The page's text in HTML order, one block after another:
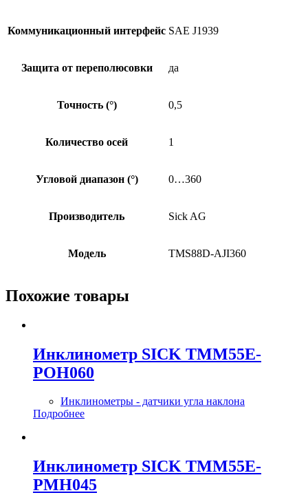
Коммуникационный интерфейс SAE J1939
Защита от переполюсовки да
Точность (°) 0,5
Количество осей 1
Угловой диапазон (°) 0…360
Производитель Sick AG
Модель TMS88D-AJI360
Похожие товары
Инклинометр SICK TMM55E-
POH060
Инклинометры - датчики угла наклона
Подробнее
Инклинометр SICK TMM55E-
PMH045